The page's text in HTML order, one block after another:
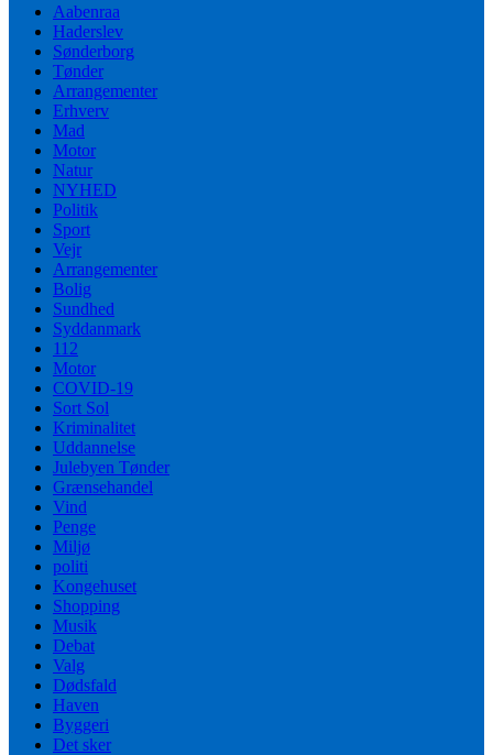
Aabenraa
Haderslev
Sønderborg
Tønder
Arrangementer
Erhverv
Mad
Motor
Natur
NYHED
Politik
Sport
Vejr
Arrangementer
Bolig
Sundhed
Syddanmark
112
Motor
COVID-19
Sort Sol
Kriminalitet
Uddannelse
Julebyen Tønder
Grænsehandel
Vind
Penge
Miljø
politi
Kongehuset
Shopping
Musik
Debat
Valg
Dødsfald
Haven
Byggeri
Det sker